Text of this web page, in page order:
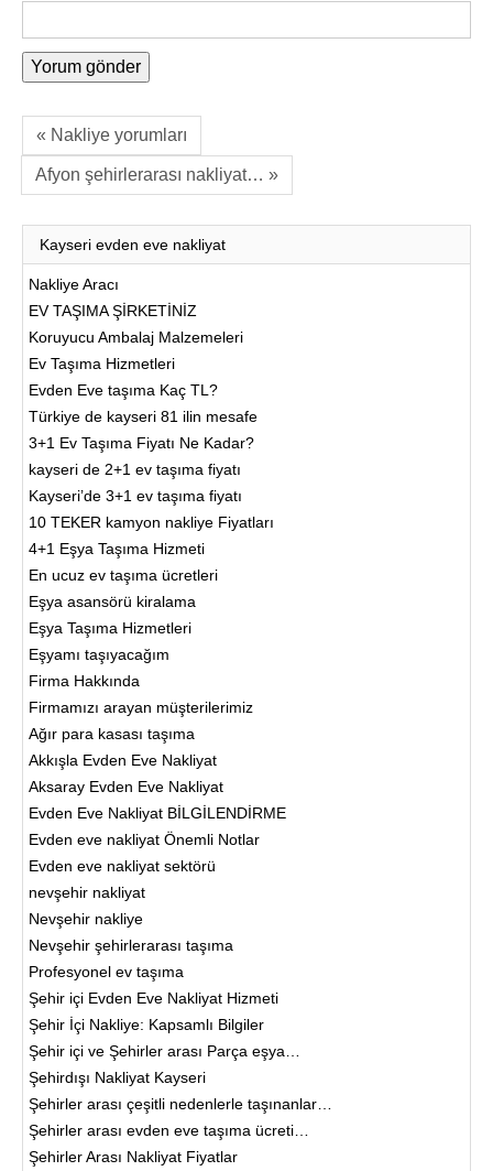
« Nakliye yorumları
Afyon şehirlerarası nakliyat… »
Kayseri evden eve nakliyat
Nakliye Aracı
EV TAŞIMA ŞİRKETİNİZ
Koruyucu Ambalaj Malzemeleri
Ev Taşıma Hizmetleri
Evden Eve taşıma Kaç TL?
Türkiye de kayseri 81 ilin mesafe
3+1 Ev Taşıma Fiyatı Ne Kadar?
kayseri de 2+1 ev taşıma fiyatı
Kayseri’de 3+1 ev taşıma fiyatı
10 TEKER kamyon nakliye Fiyatları
4+1 Eşya Taşıma Hizmeti
En ucuz ev taşıma ücretleri
Eşya asansörü kiralama
Eşya Taşıma Hizmetleri
Eşyamı taşıyacağım
Firma Hakkında
Firmamızı arayan müşterilerimiz
Ağır para kasası taşıma
Akkışla Evden Eve Nakliyat
Aksaray Evden Eve Nakliyat
Evden Eve Nakliyat BİLGİLENDİRME
Evden eve nakliyat Önemli Notlar
Evden eve nakliyat sektörü
nevşehir nakliyat
Nevşehir nakliye
Nevşehir şehirlerarası taşıma
Profesyonel ev taşıma
Şehir içi Evden Eve Nakliyat Hizmeti
Şehir İçi Nakliye: Kapsamlı Bilgiler
Şehir içi ve Şehirler arası Parça eşya…
Şehirdışı Nakliyat Kayseri
Şehirler arası çeşitli nedenlerle taşınanlar…
Şehirler arası evden eve taşıma ücreti…
Şehirler Arası Nakliyat Fiyatlar